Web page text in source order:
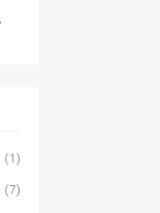
(1)
(7)